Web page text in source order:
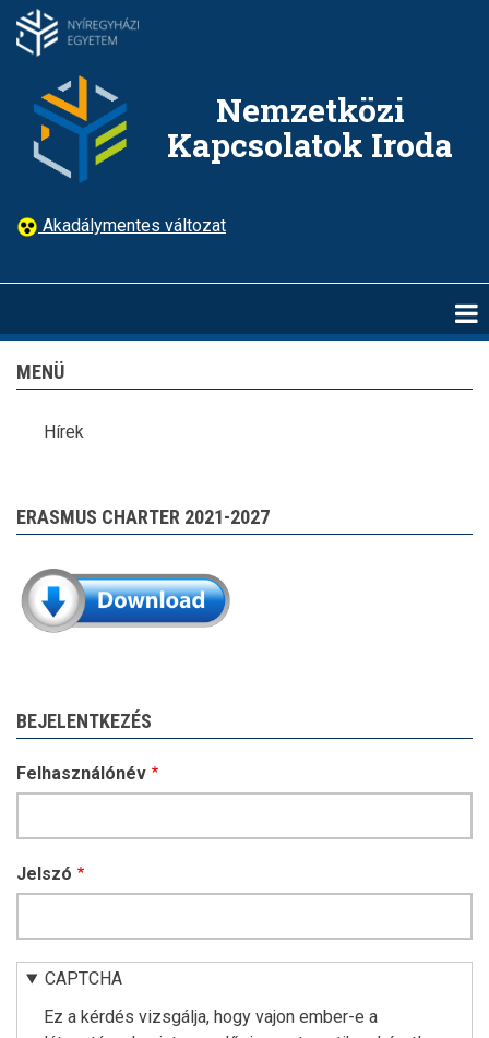
Ugrás
Nemzetközi
Kapcsolatok Iroda
Akadálymentes változat
MENÜ
Hírek
ERASMUS CHARTER 2021-2027
BEJELENTKEZÉS
Felhasználónév
Jelszó
CAPTCHA
Ez a kérdés vizsgálja, hogy vajon ember-e a